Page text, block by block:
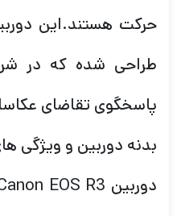
حرکت هستند.این
طراحی شده که در
پاسخگوی تقاضای
بدنه دوربین و ویژگی